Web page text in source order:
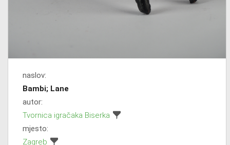
naslov:
Bambi; Lane
autor:
Tvornica igračaka Biserka
mjesto:
Zagreb